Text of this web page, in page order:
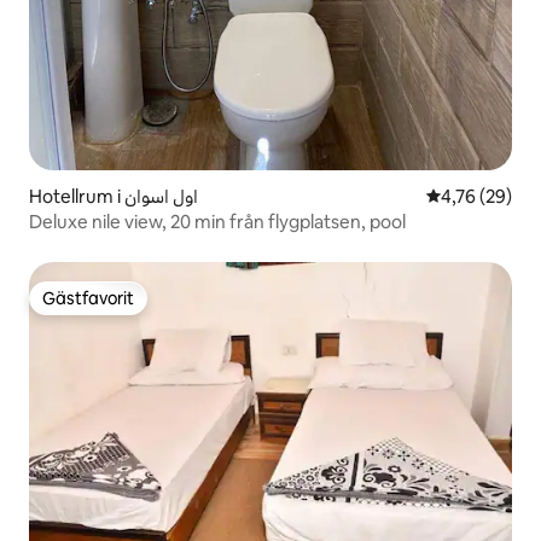
Hotellrum i اول اسوان 4,76 av 5 i
4,76 (29)
Deluxe nile view, 20 min från flygplatsen, pool
Gästfavorit
Gästfavorit